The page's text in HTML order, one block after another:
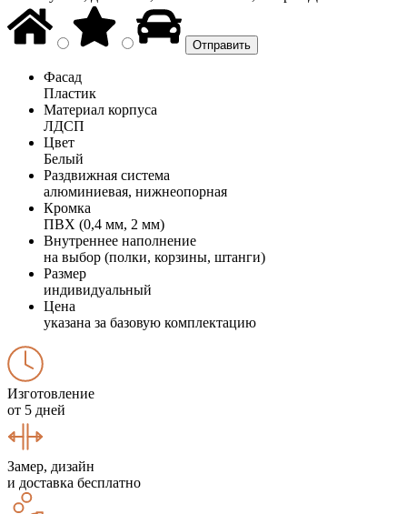
Фасад
Пластик
Материал корпуса
ЛДСП
Цвет
Белый
Раздвижная система
алюминиевая, нижнеопорная
Кромка
ПВХ (0,4 мм, 2 мм)
Внутреннее наполнение
на выбор (полки, корзины, штанги)
Размер
индивидуальный
Цена
указана за базовую комплектацию
Изготовление
от 5 дней
Замер, дизайн
и доставка бесплатно